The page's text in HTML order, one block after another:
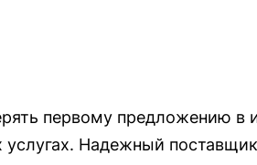
первому предложению в
Надежный поставщик